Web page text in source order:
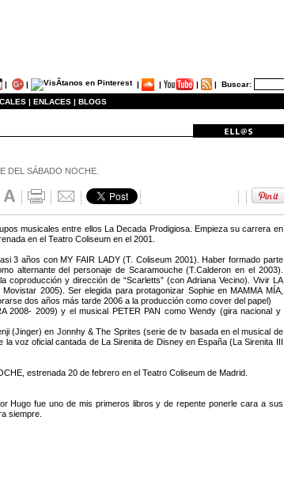
| | | | | | Buscar:
| ENLACES | BLOGS
DEL SÁBADO NOCHE.
musicales entre ellos La Decada Prodigiosa. Empieza su carrera en
en el Teatro Coliseum en el 2001.
3 años con MY FAIR LADY (T. Coliseum 2001). Haber formado parte
alternante del personaje de Scaramouche (T.Calderon en el 2003).
coproducción y dirección de “Scarletts” (con Adriana Vecino). Vivir LA
2005). Ser elegida para protagonizar Sophie en MAMMA MÍA,
dos años más tarde 2006 a la producción como cover del papel)
2008- 2009) y el musical PETER PAN como Wendy (gira nacional y
(Jinger) en Jonnhy & The Sprites (serie de tv basada en el musical de
voz oficial cantada de La Sirenita de Disney en España (La Sirenita III
estrenada 20 de febrero en el Teatro Coliseum de Madrid.
Hugo fue uno de mis primeros libros y de repente ponerle cara a sus
siempre.